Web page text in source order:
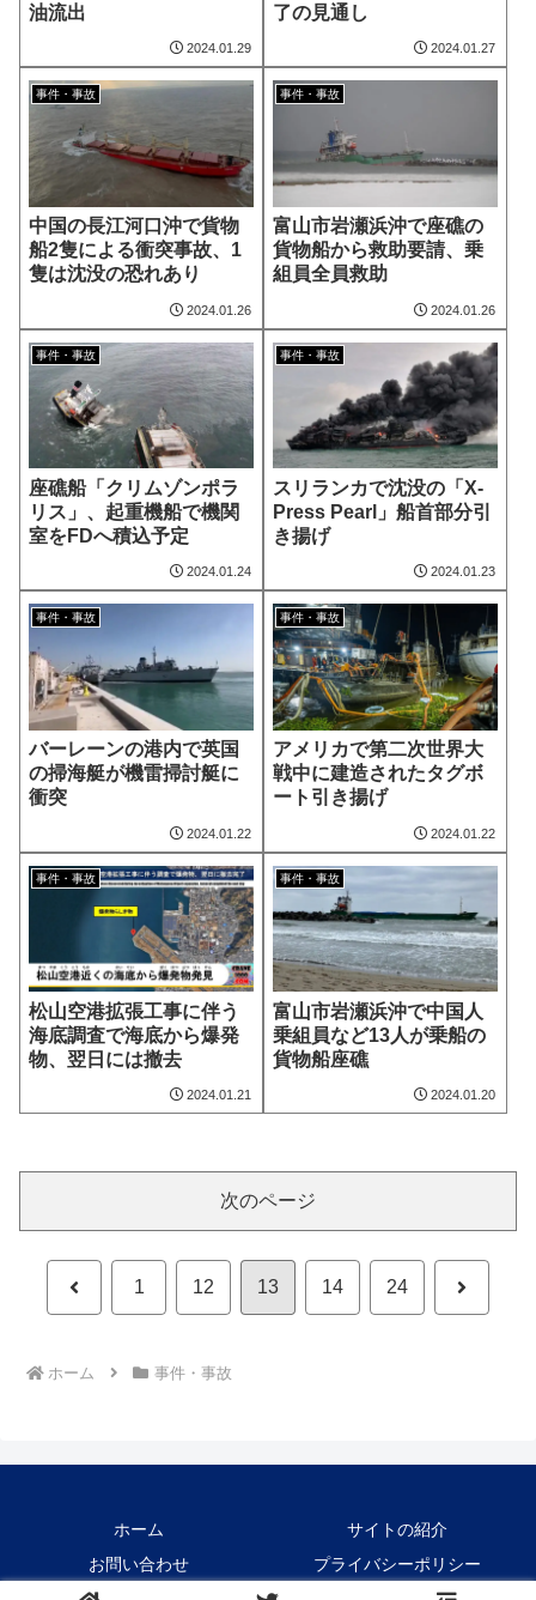
油流出
2024.01.29
了の見通し
2024.01.27
事件・事故
中国の長江河口沖で貨物
船2隻による衝突事故、1
隻は沈没の恐れあり
2024.01.26
事件・事故
富山市岩瀬浜沖で座礁の
貨物船から救助要請、乗
組員全員救助
2024.01.26
事件・事故
座礁船「クリムゾンポラ
リス」、起重機船で機関
室をFDへ積込予定
2024.01.24
事件・事故
スリランカで沈没の「X-
Press Pearl」船首部分引
き揚げ
2024.01.23
事件・事故
バーレーンの港内で英国
の掃海艇が機雷掃討艇に
衝突
2024.01.22
事件・事故
アメリカで第二次世界大
戦中に建造されたタグボ
ート引き揚げ
2024.01.22
事件・事故
松山空港拡張工事に伴う
海底調査で海底から爆発
物、翌日には撤去
2024.01.21
事件・事故
富山市岩瀬浜沖で中国人
乗組員など13人が乗船の
貨物船座礁
2024.01.20
次のページ
前 1 12 13 14 24 次
ホーム 事件・事故
ホーム
サイトの紹介
お問い合わせ
プライバシーポリシー